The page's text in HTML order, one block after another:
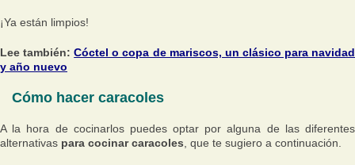
¡Ya están limpios!
Lee también:Cóctel o copa de mariscos, un clásico para navidad
y año nuevo
Cómo hacer caracoles
A la hora de cocinarlos puedes optar por alguna de las diferentes
alternativas para cocinar caracoles, que te sugiero a continuación.